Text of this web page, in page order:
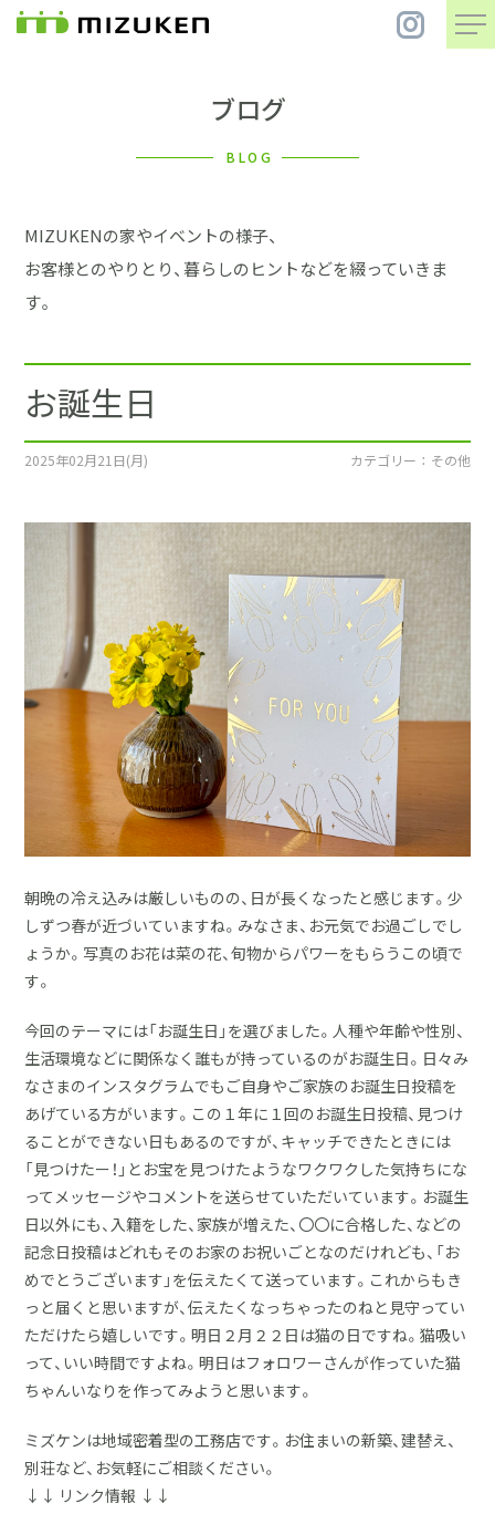
住 宅
まちづくり
会社案内
施工事例
土地をお探しの方
ショールーム
ブログ
ブログ
BLOG
MIZUKENの家やイベントの様子、
お客様とのやりとり、暮らしのヒントなどを綴っていきま
す。
お誕生日
2025年02月21日(月) カテゴリー ： その他
朝晩の冷え込みは厳しいものの、日が長くなったと感じます。少
しずつ春が近づいていますね。みなさま、お元気でお過ごしでし
ょうか。写真のお花は菜の花、旬物からパワーをもらうこの頃で
す。
今回のテーマには「お誕生日」を選びました。人種や年齢や性別、
生活環境などに関係なく誰もが持っているのがお誕生日。日々み
なさまのインスタグラムでもご自身やご家族のお誕生日投稿を
あげている方がいます。この１年に１回のお誕生日投稿、見つけ
ることができない日もあるのですが、キャッチできたときには
「見つけたー！」とお宝を見つけたようなワクワクした気持ちにな
ってメッセージやコメントを送らせていただいています。お誕生
日以外にも、入籍をした、家族が増えた、〇〇に合格した、などの
記念日投稿はどれもそのお家のお祝いごとなのだけれども、「お
めでとうございます」を伝えたくて送っています。これからもき
っと届くと思いますが、伝えたくなっちゃったのねと見守ってい
ただけたら嬉しいです。明日２月２２日は猫の日ですね。猫吸い
って、いい時間ですよね。明日はフォロワーさんが作っていた猫
ちゃんいなりを作ってみようと思います。
ミズケンは地域密着型の工務店です。お住まいの新築、建替え、
別荘など、お気軽にご相談ください。
↓↓ リンク情報 ↓↓